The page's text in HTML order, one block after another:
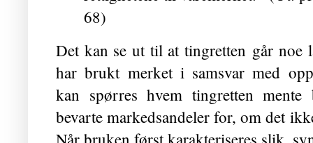
68)
Det kan se ut til at tingretten går noe
har brukt merket i samsvar med
kan spørres hvem tingretten
bevarte markedsandeler for, om det
Når bruken først karakteriseres slik,